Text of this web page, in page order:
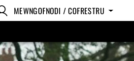
MEWNGOFNODI / COFRESTRU